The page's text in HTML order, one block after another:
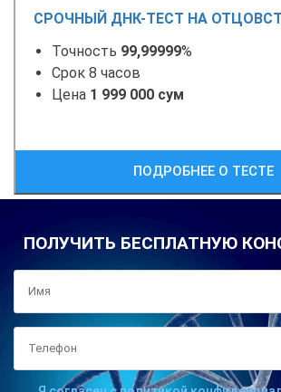
СРОЧНЫЙ ДНК-ТЕСТ НА
Точность 99,99999%
Срок 8 часов
Цена 1 999 000 сум
ПОДРОБНЕЕ О ТЕСТЕ
ПОЛУЧИТЬ БЕСПЛАТНУЮ